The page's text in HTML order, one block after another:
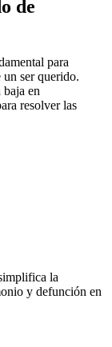
de
para
ser querido.
baja en
resolver las
la
y defunción en